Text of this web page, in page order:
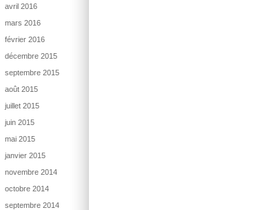
avril 2016
mars 2016
février 2016
décembre 2015
septembre 2015
août 2015
juillet 2015
juin 2015
mai 2015
janvier 2015
novembre 2014
octobre 2014
septembre 2014